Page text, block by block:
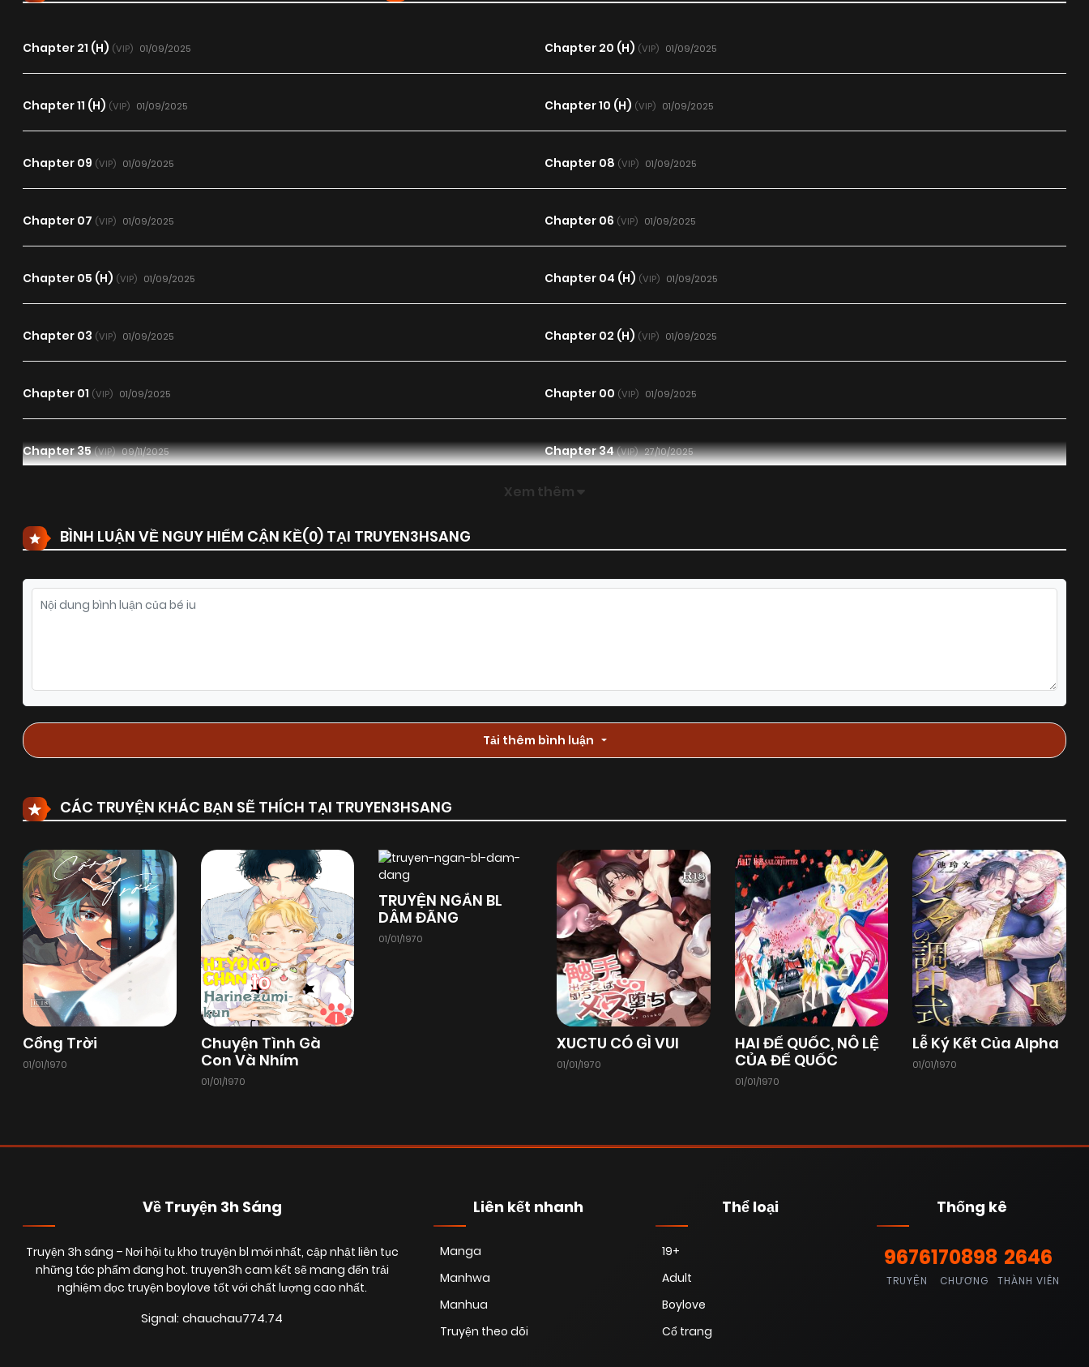
Chapter 21 (H) (VIP) 01/09/2025 Chapter 20 (H) (VIP) 01/09/2025
Chapter 11 (H) (VIP) 01/09/2025 Chapter 10 (H) (VIP) 01/09/2025
Chapter 09 (VIP) 01/09/2025 Chapter 08 (VIP) 01/09/2025
Chapter 07 (VIP) 01/09/2025 Chapter 06 (VIP) 01/09/2025
Chapter 05 (H) (VIP) 01/09/2025 Chapter 04 (H) (VIP) 01/09/2025
Chapter 03 (VIP) 01/09/2025 Chapter 02 (H) (VIP) 01/09/2025
Chapter 01 (VIP) 01/09/2025 Chapter 00 (VIP) 01/09/2025
Chapter 35(VIP) 09/11/2025 Chapter 34(VIP) 27/10/2025
Chapter 25 Chapter 24
Chapter 23 04/07/2025
Chapter 21(VIP) 28/06/2025 Chapter 20(VIP) 28/06/2025
Chapter 19(VIP) 28/06/2025 Chapter 18(VIP) 28/06/2025
Chapter 17(VIP) 28/06/2025 Chapter 16(VIP) 28/06/2025
Chapter 15(VIP) 28/06/2025 Chapter 14(VIP) 28/06/2025
Chapter 11(VIP) 28/06/2025 Chapter 10(VIP) 28/06/2025
28/06/2025 Chapter 8
Chapter 7(VIP) 28/06/2025 28/06/2025
28/06/2025 28/06/2025
Xem thêm
BÌNH LUẬN VỀ NGUY HIỂM CẬN KỀ(0) TẠI TRUYEN3HSANG
Tải thêm bình luận
CÁC TRUYỆN KHÁC BẠN SẼ THÍCH TẠI TRUYEN3HSANG
Cổng Trời
01/01/1970
Chuyện Tình Gà
Con Và Nhím
01/01/1970
TRUYỆN NGẮN BL
DÂM ĐÃNG
01/01/1970
XUCTU CÓ GÌ VUI
01/01/1970
HAI ĐẾ QUỐC, NÔ LỆ
CỦA ĐẾ QUỐC
01/01/1970
Lễ Ký Kết Của Alpha
01/01/1970
Về Truyện 3h Sáng
Truyện 3h sáng – Nơi hội tụ kho truyện bl mới nhất, cập nhật liên tục
những tác phẩm đang hot. truyen3h cam kết sẽ mang đến trải
nghiệm đọc truyện boylove tốt với chất lượng cao nhất.
Signal: chauchau774.74
Liên kết nhanh
Manga
Manhwa
Manhua
Truyện theo dõi
Thể loại
19+
Adult
Boylove
Cổ trang
Thống kê
9676
TRUYỆN
170898
CHƯƠNG
2646
THÀNH VIÊN